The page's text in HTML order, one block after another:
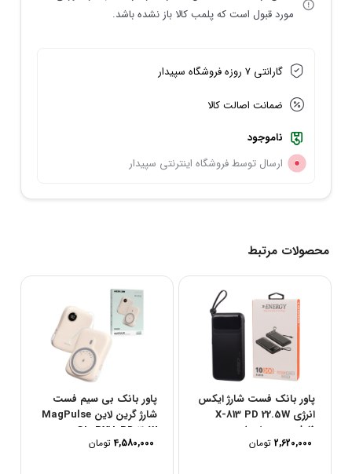
توان خروجی کلی : 22.5 وات
مورد قبول است که پلمب کالا باز نشده باشد.
گارانتی 7 روزه فروشگاه سپیدار
ضمانت اصالت کالا
ناموجود
ارسال توسط فروشگاه اینترنتی سپیدار
محصولات مرتبط
پاور بانک فست شارژ ایکس
انرژی X-813 PD 22.5W
ظرفیت 10000 میلی...
تومان
پاور بانک بی سیم فست
شارژ گرین لاین MagPulse
GL-PX18 PD 30W...
تومان